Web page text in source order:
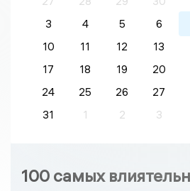
3
4 5 6
10
11 12 13
17
18 19 20
24
25 26 27
31
1 2 3
100 самых